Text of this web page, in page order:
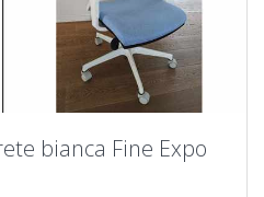
bianca Fine Expo